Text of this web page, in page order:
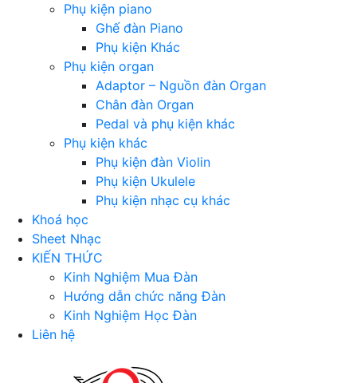
Phụ kiện piano
Ghế đàn Piano
Phụ kiện Khác
Phụ kiện organ
Adaptor – Nguồn đàn Organ
Chân đàn Organ
Pedal và phụ kiện khác
Phụ kiện khác
Phụ kiện đàn Violin
Phụ kiện Ukulele
Phụ kiện nhạc cụ khác
Khoá học
Sheet Nhạc
KIẾN THỨC
Kinh Nghiệm Mua Đàn
Hướng dẫn chức năng Đàn
Kinh Nghiệm Học Đàn
Liên hệ